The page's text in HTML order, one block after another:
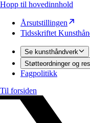
Hopp til hovedinnhold
Årsutstillingen
Tidsskriftet
Se kunsthåndverk
Støtteordninger og
Fagpolitikk
Til forsiden